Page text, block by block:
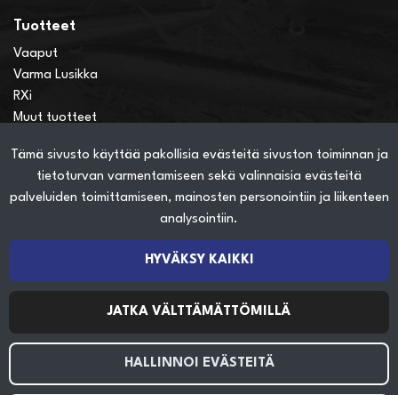
Tämä sivusto käyttää pakollisia evästeitä sivuston toiminnan ja
tietoturvan varmentamiseen sekä valinnaisia evästeitä
palveluiden toimittamiseen, mainosten personointiin ja liikenteen
analysointiin.
HYVÄKSY KAIKKI
JATKA VÄLTTÄMÄTTÖMILLÄ
HALLINNOI EVÄSTEITÄ
Tuotteet
Vaaput
Varma Lusikka
RXi
Muut tuotteet
Verkkokauppainfo
Näin teet ostoksia verkkokaupassa
Tietosuojaseloste
Seuraa sosiaalisessa mediassa